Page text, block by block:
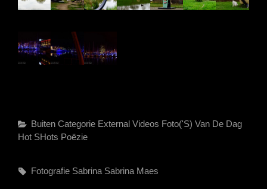
Categories
Buiten Categorie External Videos Foto('s) Van De Dag
Hot SHots Poëzie
Tags,
Fotografie Sabrina Sabrina Maes